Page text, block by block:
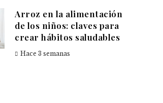
Arroz en la alimentación
de los niños: claves para
crear hábitos saludables
Hace 3 semanas